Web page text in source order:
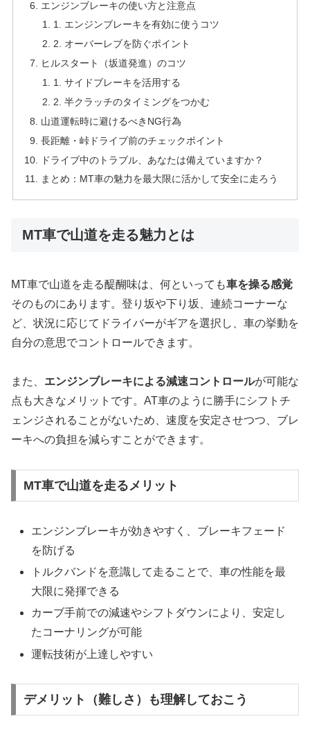
エンジンブレーキの使い方と注意点
1. エンジンブレーキを有効に使うコツ
2. オーバーレブを防ぐポイント
ヒルスタート（坂道発進）のコツ
1. サイドブレーキを活用する
2. 半クラッチのタイミングをつかむ
山道運転時に避けるべきNG行為
長距離・峠ドライブ前のチェックポイント
ドライブ中のトラブル、あなたは備えていますか？
まとめ：MT車の魅力を最大限に活かして安全に走ろう
MT車で山道を走る魅力とは
MT車で山道を走る醍醐味は、何といっても車を操る感覚
そのものにあります。登り坂や下り坂、連続コーナーな
ど、状況に応じてドライバーがギアを選択し、車の挙動を
自分の意思でコントロールできます。
また、 エンジンブレーキによる減速コントロールが可能な
点も大きなメリットです。AT車のように勝手にシフトチ
ェンジされることがないため、速度を安定させつつ、ブレ
ーキへの負担を減らすことができます。
MT車で山道を走るメリット
エンジンブレーキが効きやすく、ブレーキフェード
を防げる
トルクバンドを意識して走ることで、車の性能を最
大限に発揮できる
カーブ手前での減速やシフトダウンにより、安定し
たコーナリングが可能
運転技術が上達しやすい
デメリット（難しさ）も理解しておこう